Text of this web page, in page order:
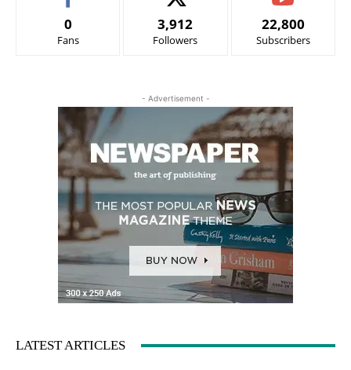
0
Fans
3,912
Followers
22,800
Subscribers
- Advertisement -
LATEST ARTICLES